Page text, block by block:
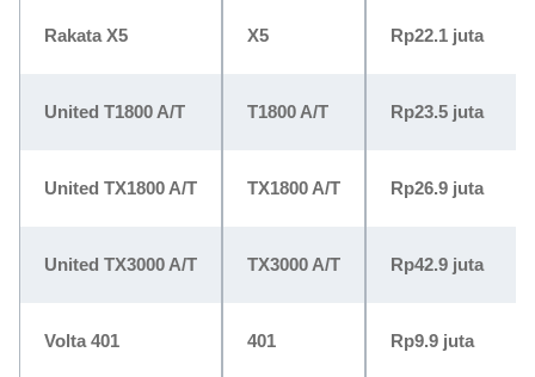
Rakata X5 X5 Rp22.1 juta
United T1800 A/T T1800 A/T Rp23.5 juta
United TX1800 A/T TX1800 A/T Rp26.9 juta
United TX3000 A/T TX3000 A/T Rp42.9 juta
Volta 401 401 Rp9.9 juta